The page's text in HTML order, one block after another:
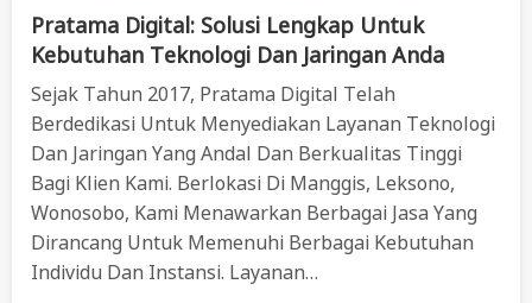
Pratama Digital: Solusi Lengkap Untuk
Kebutuhan Teknologi Dan Jaringan Anda
Sejak Tahun 2017, Pratama Digital Telah
Berdedikasi Untuk Menyediakan Layanan Teknologi
Dan Jaringan Yang Andal Dan Berkualitas Tinggi
Bagi Klien Kami. Berlokasi Di Manggis, Leksono,
Wonosobo, Kami Menawarkan Berbagai Jasa Yang
Dirancang Untuk Memenuhi Berbagai Kebutuhan
Individu Dan Instansi. Layanan…